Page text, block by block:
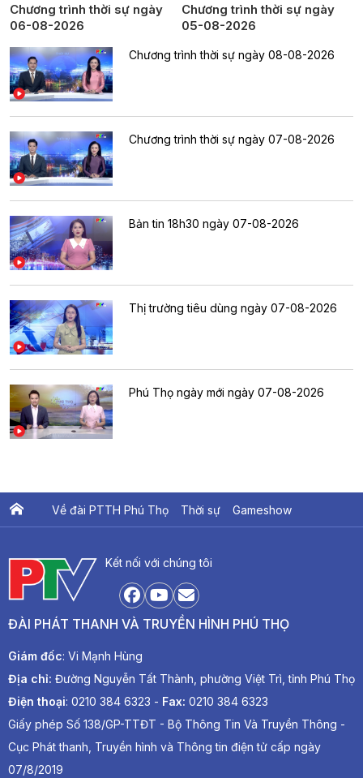
Chương trình thời sự ngày
06-08-2026
Chương trình thời sự ngày
05-08-2026
Chương trình thời sự ngày 08-08-2026
Chương trình thời sự ngày 07-08-2026
Bản tin 18h30 ngày 07-08-2026
Thị trường tiêu dùng ngày 07-08-2026
Phú Thọ ngày mới ngày 07-08-2026
Về đài PTTH Phú Thọ Thời sự Gameshow
Kết nối với chúng tôi
ĐÀI PHÁT THANH VÀ TRUYỀN HÌNH PHÚ THỌ
Giám đốc: Vi Mạnh Hùng
Địa chỉ: Đường Nguyễn Tất Thành, phường Việt Trì, tỉnh Phú Thọ
Điện thoại: 0210 384 6323 - Fax: 0210 384 6323
Giấy phép Số 138/GP-TTĐT - Bộ Thông Tin Và Truyền Thông -
Cục Phát thanh, Truyền hình và Thông tin điện tử cấp ngày
07/8/2019